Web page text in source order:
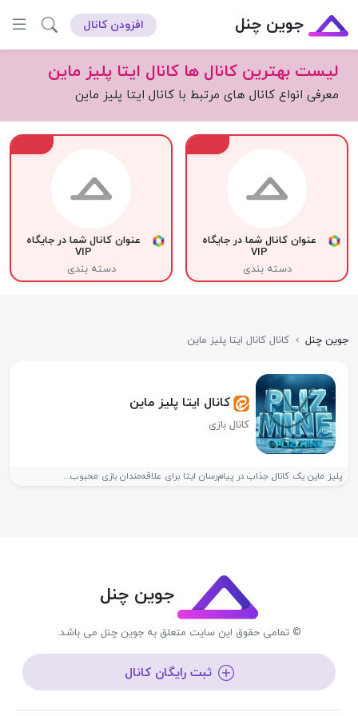
جوین چنل افزودن کانال
لیست بهترین کانال ها کانال ایتا پلیز ماین
معرفی انواع کانال های مرتبط با کانال ایتا پلیز ماین
عنوان کانال شما در جایگاه
VIP
دسته بندی
عنوان کانال شما در جایگاه
VIP
دسته بندی
جوین چنل › کانال کانال ایتا پلیز ماین
کانال ایتا پلیز ماین
کانال بازی
پلیز ماین یک کانال جذاب در پیام‌رسان ایتا برای علاقه‌مندان بازی محبوب...
جوین چنل
© تمامی حقوق این سایت متعلق به جوین چنل می باشد.
ثبت رایگان کانال